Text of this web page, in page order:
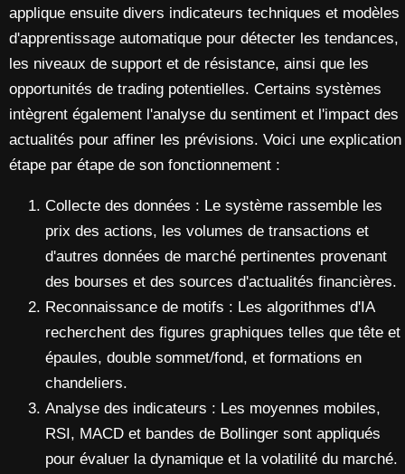
applique ensuite divers indicateurs techniques et modèles
d'apprentissage automatique pour détecter les tendances,
les niveaux de support et de résistance, ainsi que les
opportunités de trading potentielles. Certains systèmes
intègrent également l'analyse du sentiment et l'impact des
actualités pour affiner les prévisions. Voici une explication
étape par étape de son fonctionnement :
Collecte des données : Le système rassemble les
prix des actions, les volumes de transactions et
d'autres données de marché pertinentes provenant
des bourses et des sources d'actualités financières.
Reconnaissance de motifs : Les algorithmes d'IA
recherchent des figures graphiques telles que tête et
épaules, double sommet/fond, et formations en
chandeliers.
Analyse des indicateurs : Les moyennes mobiles,
RSI, MACD et bandes de Bollinger sont appliqués
pour évaluer la dynamique et la volatilité du marché.